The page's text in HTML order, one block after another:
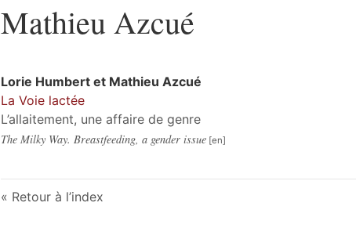
Mathieu Azcué
Lorie Humbert et Mathieu Azcué
La Voie lactée
L’allaitement, une affaire de genre
The Milky Way. Breastfeeding, a gender issue
Retour à l’index